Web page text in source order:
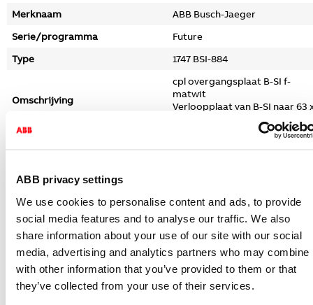
ABB privacy settings
We use cookies to personalise content and ads, to provide
social media features and to analyse our traffic. We also
share information about your use of our site with our social
media, advertising and analytics partners who may combine
with other information that you’ve provided to them or that
they’ve collected from your use of their services.
Merknaam
ABB Busch-Jaeger
Serie/programma
Future
Type
1747 BSI-884
Omschrijving
cpl overgangsplaat B-SI f-
matwit
Verloopplaat van B-SI naar 63
Indicatieve levertijd
GTIN code
4011395225165
Netto gewicht
6,5 Gram
Land van herkomst
DE
Land van productie herkomst
DE